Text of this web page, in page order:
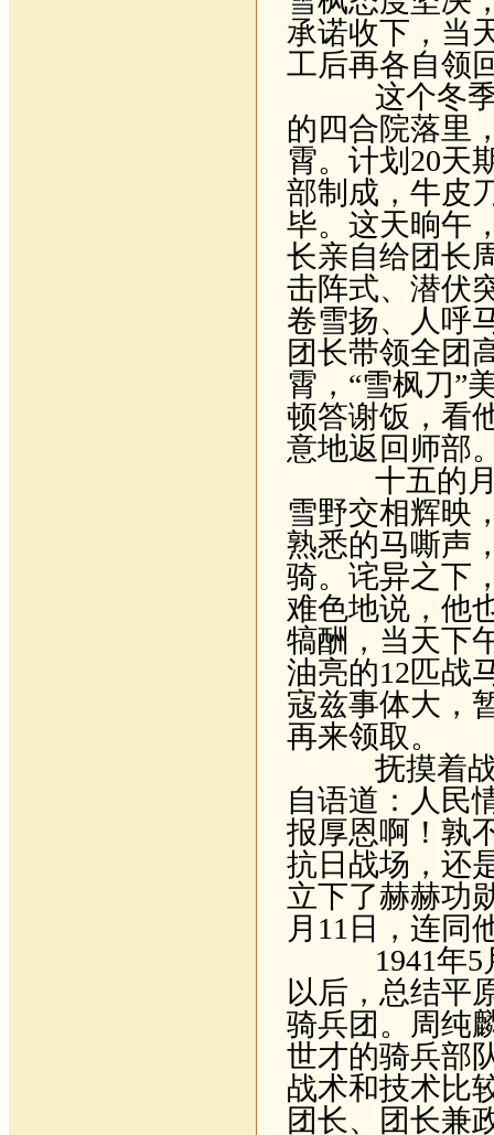
承诺收下，当
工后再各自领
这个冬季
的四合院落里
霄。计划 20天
部制成，牛皮
毕。这天晌午
长亲自给团长
击阵式、潜伏
卷雪扬、人呼
团长带领全团
霄，“雪枫刀”
顿答谢饭，看
意地返回师部
十五的月
雪野交相辉映
熟悉的马嘶声
骑。诧异之下
难色地说，他
犒酬，当天下
油亮的12匹战
寇兹事体大，
再来领取。
抚摸着战
自语道：人民
报厚恩啊！孰
抗日战场，还
立下了赫赫功
月 11 日，连同
1941年5
以后，总结平
骑兵团。周纯
世才的骑兵部
战术和技术比
团长、团长兼